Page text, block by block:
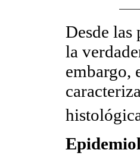
Desde las
la
embargo,